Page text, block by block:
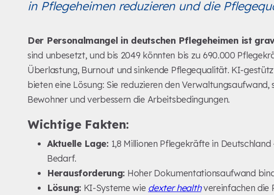
in Pflegeheimen reduzieren und die
Der Personalmangel in deutschen Pflegeheimen ist
sind unbesetzt, und bis 2049 könnten bis zu 690.000
Überlastung, Burnout und sinkende Pflegequalität. KI-
bieten eine Lösung: Sie reduzieren den
Bewohner und verbessern die Arbeitsbedingungen.
Wichtige Fakten:
Aktuelle Lage: 1,8 Millionen Pflegekräfte in
Bedarf.
Herausforderung: Hoher Dokumentationsaufwand
Lösung: KI-Systeme wie dexter healthvereinfachen die